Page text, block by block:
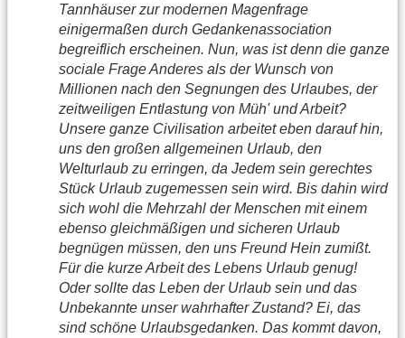
Tannhäuser zur modernen Magenfrage
einigermaßen durch Gedankenassociation
begreiflich erscheinen. Nun, was ist denn die ganze
sociale Frage Anderes als der Wunsch von
Millionen nach den Segnungen des Urlaubes, der
zeitweiligen Entlastung von Müh' und Arbeit?
Unsere ganze Civilisation arbeitet eben darauf hin,
uns den großen allgemeinen Urlaub, den
Welturlaub zu erringen, da Jedem sein gerechtes
Stück Urlaub zugemessen sein wird. Bis dahin wird
sich wohl die Mehrzahl der Menschen mit einem
ebenso gleichmäßigen und sicheren Urlaub
begnügen müssen, den uns Freund Hein zumißt.
Für die kurze Arbeit des Lebens Urlaub genug!
Oder sollte das Leben der Urlaub sein und das
Unbekannte unser wahrhafter Zustand? Ei, das
sind schöne Urlaubsgedanken. Das kommt davon,